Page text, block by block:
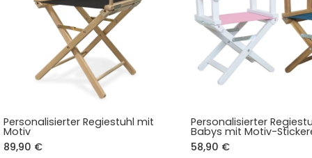
Personalisierter Regiestuhl mit
Motiv
89,90 €
Personalisierter
Babys mit Motiv-
58,90 €